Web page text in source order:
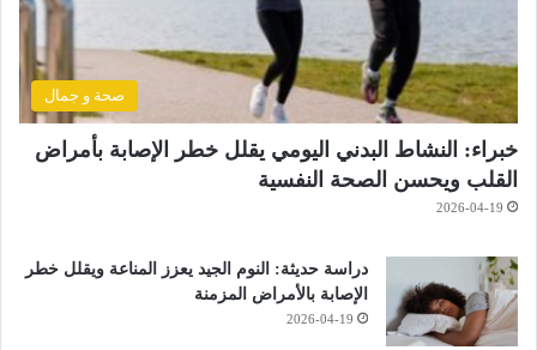
صحة و جمال
خبراء: النشاط البدني اليومي يقلل خطر الإصابة بأمراض
القلب ويحسن الصحة النفسية
2026-04-19
دراسة حديثة: النوم الجيد يعزز المناعة ويقلل خطر
الإصابة بالأمراض المزمنة
2026-04-19